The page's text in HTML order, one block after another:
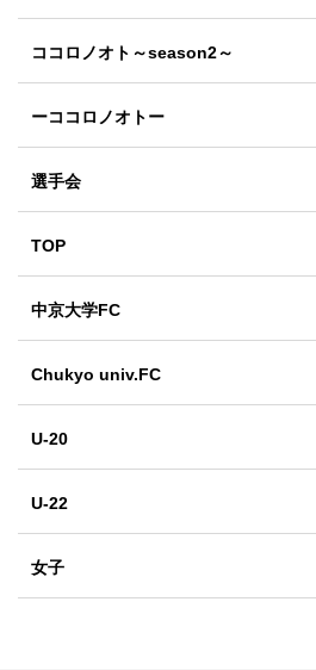
ココロノオト～season2～
ーココロノオトー
選手会
TOP
中京大学FC
Chukyo univ.FC
U-20
U-22
女子